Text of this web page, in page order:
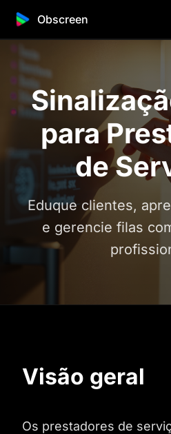
Obscreen
para
de
Eduque clientes,
e gerencie filas
Visão geral
Os prestadores de